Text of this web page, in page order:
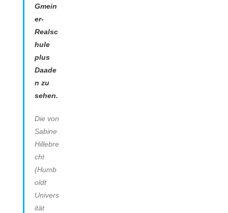
Gmein
er-
Realsc
hule
plus
Daade
n zu
sehen.
Die von
Sabine
Hillebre
cht
(Humb
oldt
Univers
ität